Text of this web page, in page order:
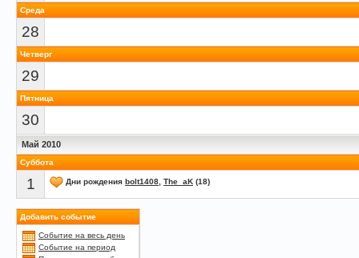
Среда
28
Четверг
29
Пятница
30
Май 2010
Суббота
1 Дни рождения bolt1408 The_aK (18)
Добавить событие
Событие на весь день
Событие на период